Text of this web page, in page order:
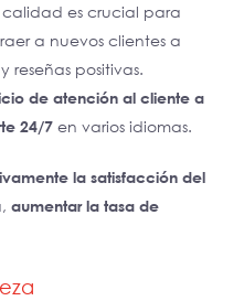
es crucial para
a nuevos clientes a
reseñas positivas.
de atención al cliente a
24/7 en varios idiomas.
la satisfacción del
aumentar la tasa de